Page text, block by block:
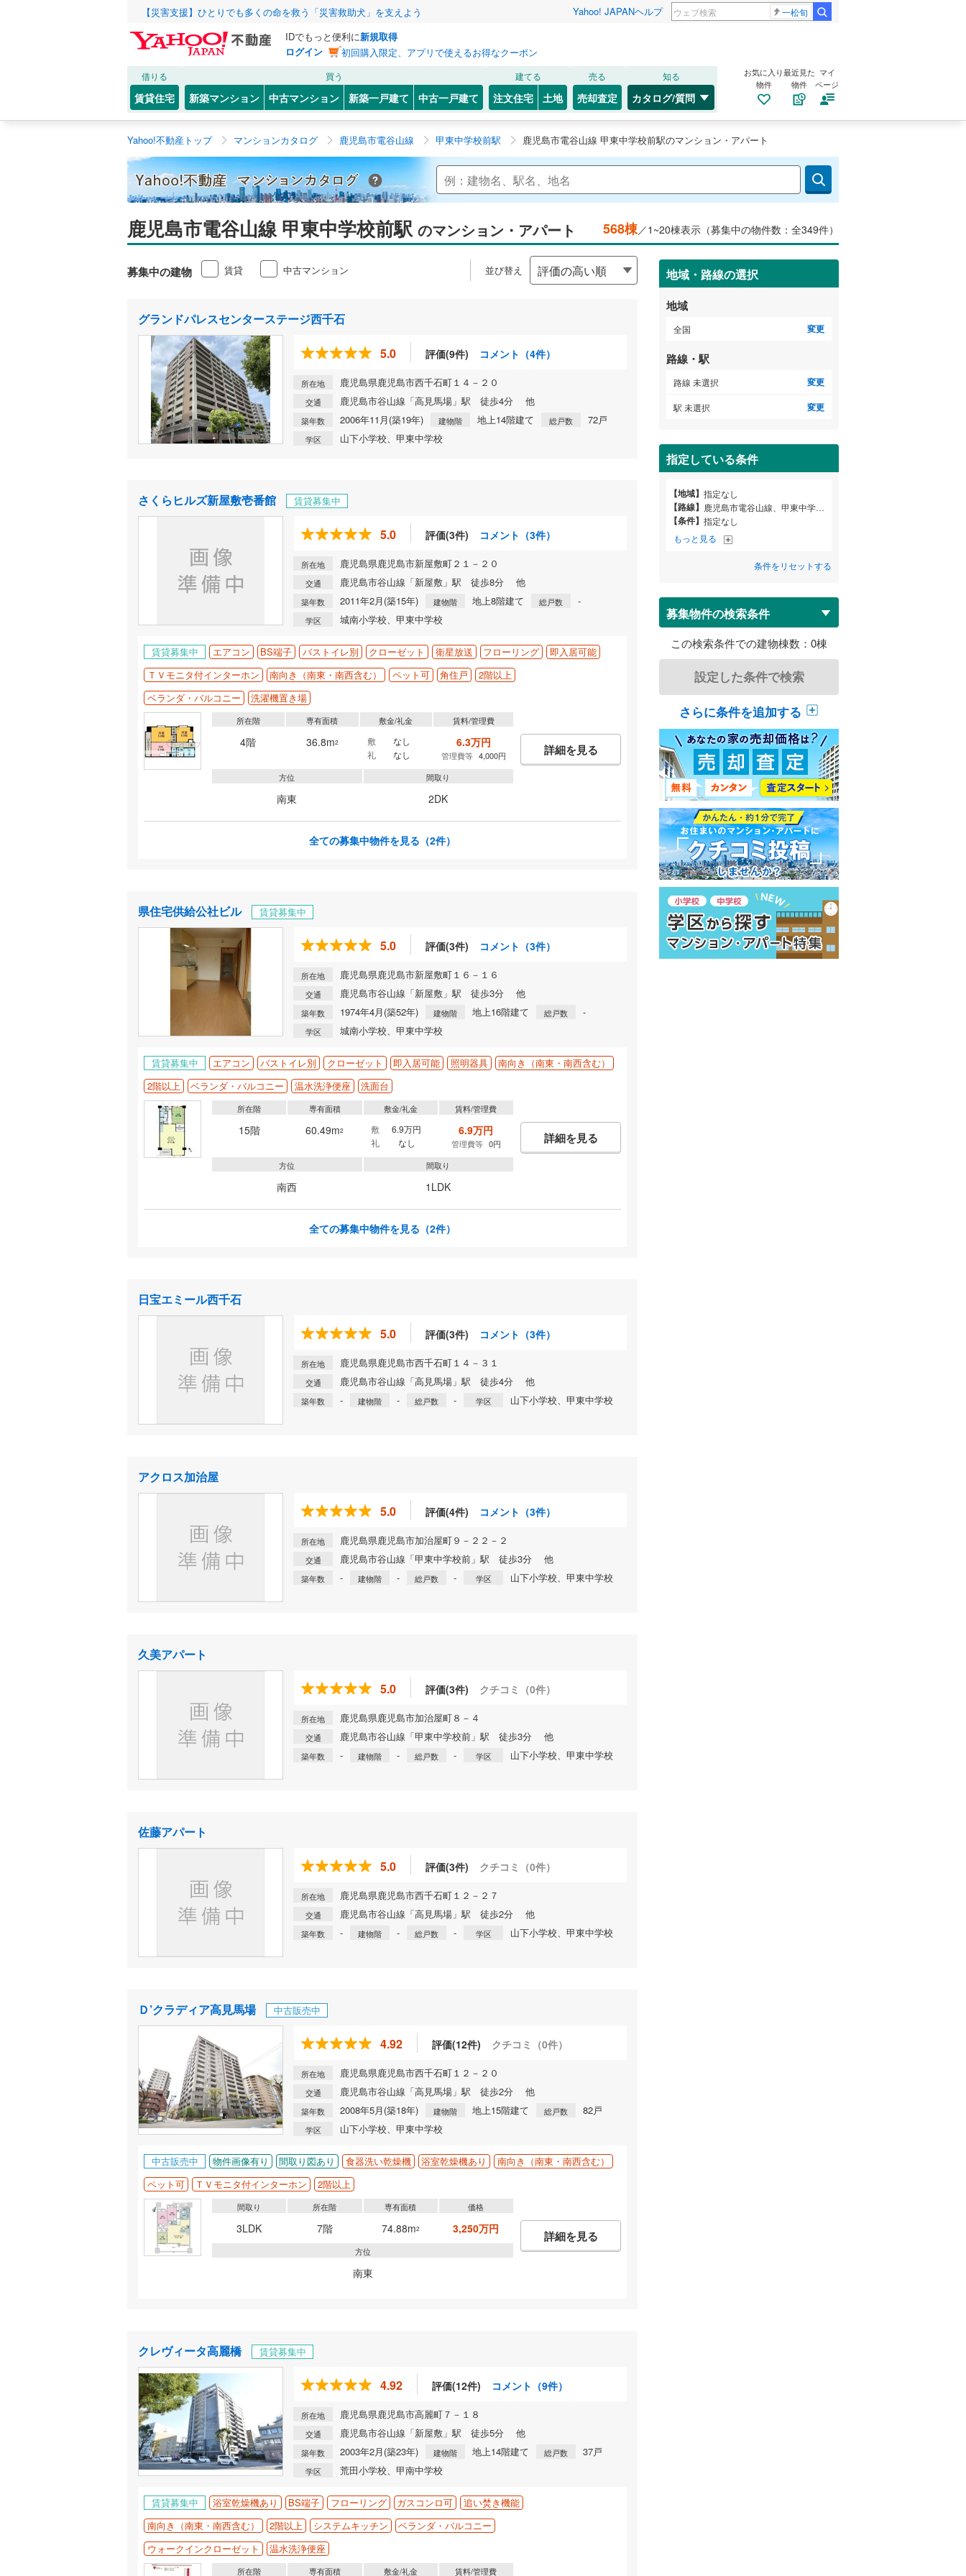
【災害支援】ひとりでも多くの命を救う「災害救助犬」を支えよう Yahoo! JAPANヘルプ 一松旬
IDでもっと便利に新規取得
ログイン
初回購入限定、アプリで使えるお得なクーポン
借りる
賃貸住宅
買う
新築マンション 中古マンション 新築一戸建て 中古一戸建て
建てる
注文住宅 土地
売る
売却査定
知る
カタログ/質問
お気に入り
物件
最近見た
物件
マイ
ページ
Yahoo!不動産トップ マンションカタログ 鹿児島市電谷山線 甲東中学校前駅 鹿児島市電谷山線 甲東中学校前駅のマンション・アパート
Yahoo!不動産 マンションカタログ
鹿児島市電谷山線 甲東中学校前駅 のマンション・アパート 568棟／1~20棟表示（募集中の物件数：全349件）
募集中の建物 賃貸 中古マンション 並び替え
グランドパレスセンターステージ西千石
5.0 評価(9件) コメント（4件）
所在地 鹿児島県鹿児島市西千石町１４－２０
交通 鹿児島市谷山線「高見馬場」駅 徒歩4分 他
築年数 2006年11月(築19年) 建物階 地上14階建て 総戸数 72戸
学区 山下小学校、甲東中学校
さくらヒルズ新屋敷壱番館 賃貸募集中
5.0 評価(3件) コメント（3件）
所在地 鹿児島県鹿児島市新屋敷町２１－２０
交通 鹿児島市谷山線「新屋敷」駅 徒歩8分 他
築年数 2011年2月(築15年) 建物階 地上8階建て 総戸数 -
学区 城南小学校、甲東中学校
賃貸募集中 エアコン BS端子 バストイレ別 クローゼット 衛星放送 フローリング
即入居可能
ＴＶモニタ付インターホン
南向き（南東・南西含む） ペット可 角住戸
2階以上
ベランダ・バルコニー
洗濯機置き場
賃料/管理費
6.3万円
管理費等 4,000円
敷金/礼金
敷
なし
礼
なし
専有面積
36.8m2
所在階
4階
間取り
2DK
方位
南東
詳細を見る
全ての募集中物件を見る （2件）
県住宅供給公社ビル 賃貸募集中
5.0 評価(3件) コメント（3件）
所在地 鹿児島県鹿児島市新屋敷町１６－１６
交通 鹿児島市谷山線「新屋敷」駅 徒歩3分 他
築年数 1974年4月(築52年) 建物階 地上16階建て 総戸数 -
学区 城南小学校、甲東中学校
賃貸募集中 エアコン バストイレ別 クローゼット 即入居可能 照明器具
南向き（南東・南西含む）
2階以上
ベランダ・バルコニー 温水洗浄便座 洗面台
賃料/管理費
6.9万円
管理費等 0円
敷金/礼金
敷
6.9万円
礼
なし
専有面積
60.49m2
所在階
15階
間取り
1LDK
方位
南西
詳細を見る
全ての募集中物件を見る （2件）
日宝エミール西千石
5.0 評価(3件) コメント（3件）
所在地 鹿児島県鹿児島市西千石町１４－３１
交通 鹿児島市谷山線「高見馬場」駅 徒歩4分 他
築年数 - 建物階 - 総戸数 - 学区 山下小学校、甲東中学校
アクロス加治屋
5.0 評価(4件) コメント（3件）
所在地 鹿児島県鹿児島市加治屋町９－２２－２
交通 鹿児島市谷山線「甲東中学校前」駅 徒歩3分 他
築年数 - 建物階 - 総戸数 - 学区 山下小学校、甲東中学校
久美アパート
5.0 評価(3件) クチコミ（0件）
所在地 鹿児島県鹿児島市加治屋町８－４
交通 鹿児島市谷山線「甲東中学校前」駅 徒歩3分 他
築年数 - 建物階 - 総戸数 - 学区 山下小学校、甲東中学校
佐藤アパート
5.0 評価(3件) クチコミ（0件）
所在地 鹿児島県鹿児島市西千石町１２－２７
交通 鹿児島市谷山線「高見馬場」駅 徒歩2分 他
築年数 - 建物階 - 総戸数 - 学区 山下小学校、甲東中学校
Ｄ’クラディア高見馬場 中古販売中
4.92 評価(12件) クチコミ（0件）
所在地 鹿児島県鹿児島市西千石町１２－２０
交通 鹿児島市谷山線「高見馬場」駅 徒歩2分 他
築年数 2008年5月(築18年) 建物階 地上15階建て 総戸数 82戸
学区 山下小学校、甲東中学校
中古販売中 物件画像有り 間取り図あり 食器洗い乾燥機 浴室乾燥機あり
南向き（南東・南西含む）
ペット可
ＴＶモニタ付インターホン 2階以上
価格
3,250万円
専有面積
74.88m2
所在階
7階
間取り
3LDK
方位
南東
詳細を見る
クレヴィータ高麗橋 賃貸募集中
4.92 評価(12件) コメント（9件）
所在地 鹿児島県鹿児島市高麗町７－１８
交通 鹿児島市谷山線「新屋敷」駅 徒歩5分 他
築年数 2003年2月(築23年) 建物階 地上14階建て 総戸数 37戸
学区 荒田小学校、甲南中学校
賃貸募集中 浴室乾燥機あり BS端子 フローリング ガスコンロ可
追い焚き機能
南向き（南東・南西含む）
2階以上 システムキッチン
ベランダ・バルコニー
ウォークインクローゼット
温水洗浄便座
賃料/管理費
敷金/礼金
専有面積
所在階
地域・路線の選択
地域
全国 変更
路線・駅
路線 未選択 変更
駅 未選択 変更
指定している条件
【地域】 指定なし
【路線】 鹿児島市電谷山線、甲東中学校前駅
【条件】 指定なし
もっと見る
条件をリセットする
募集物件の検索条件
この検索条件での建物棟数： 0棟
設定した条件で検索
さらに条件を追加する